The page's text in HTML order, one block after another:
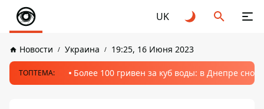
UK
Новости Украина 19:25, 16 Июня 2023
ТОПТЕМА: Более 100 гривен за куб воды: в Днепре